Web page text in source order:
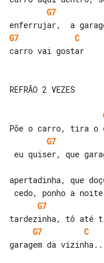
G7
G7
C
carro vai gostar
REFRÃO 2 VEZES
G7
apertadinha, que
G7
G7
C
garagem da